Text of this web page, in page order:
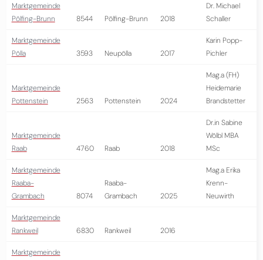
Marktgemeinde
Pölfing-Brunn
8544 Pölfing-Brunn 2018
Dr. Michael
Schaller
Marktgemeinde
Pölla
3593 Neupölla 2017
Karin Popp-
Pichler
Marktgemeinde
Pottenstein
2563 Pottenstein 2024
Mag.a (FH)
Heidemarie
Brandstetter
Marktgemeinde
Raab
4760 Raab 2018
Dr.in Sabine
Wölbl MBA
MSc
Marktgemeinde
Raaba-
Grambach
8074
Raaba-
Grambach
2025
Mag.a Erika
Krenn-
Neuwirth
Marktgemeinde
Rankweil
6830 Rankweil 2016
Marktgemeinde